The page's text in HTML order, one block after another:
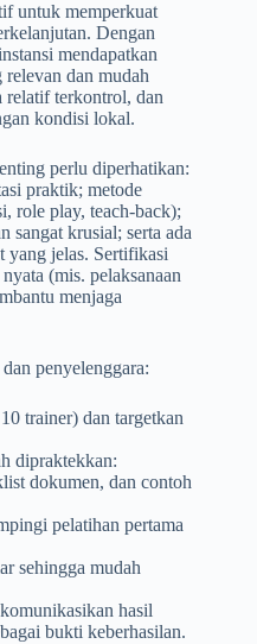
untuk memperkuat
Dengan
mendapatkan
relevan dan mudah
relatif terkontrol, dan
kondisi lokal.
perlu diperhatikan:
praktik; metode
role play, teach-back);
sangat krusial; serta ada
yang jelas. Sertifikasi
(mis. pelaksanaan
menjaga
penyelenggara:
trainer) dan targetkan
dipraktekkan:
dokumen, dan contoh
pelatihan pertama
sehingga mudah
hasil
bukti keberhasilan.